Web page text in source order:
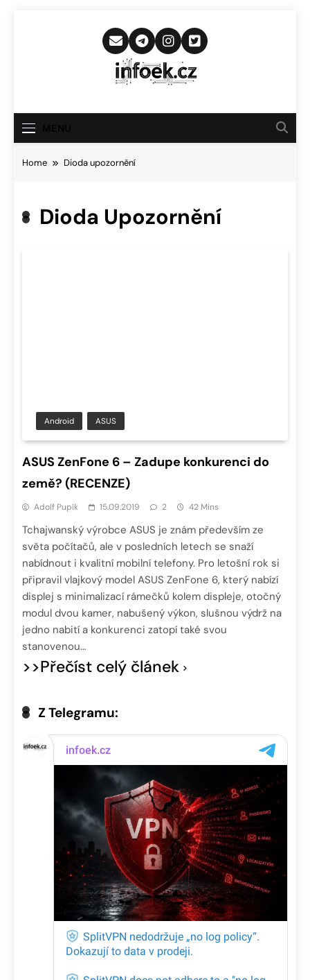
Infoek.cz
Novinkám
Home Dioda upozornění
Dioda Upozornění
Android ASUS
ASUS ZenFone 6 – Zadupe konkurenci do
země? (RECENZE)
Adolf Pupík 15.09.2019 2 42 Mins
Tchajwanský výrobce ASUS je znám především ze
světa počítačů, ale v posledních letech se snaží
nabídnout i kvalitní mobilní telefony. Pro letošní rok si
připravil vlajkový model ASUS ZenFone 6, který nabízí
displej s minimalizací rámečků kolem displeje, otočný
modul dvou kamer, nabušený výkon, slušnou výdrž na
jedno nabití a konkurenci zatopí také svou
stanovenou…
>>Přečíst celý článek
Z Telegramu: